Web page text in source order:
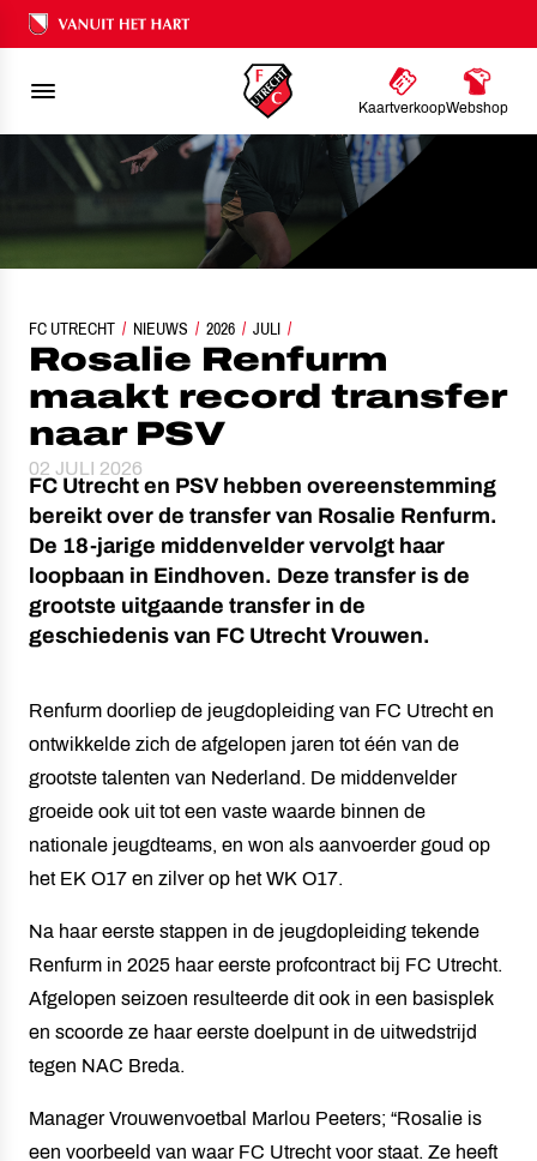
Ons nalatenschap
KaartverkoopWebshop
FC UTRECHT NIEUWS 2026 JULI
ROSALIE RENFURM MAAKT RECORD TRANSFER NAAR PSV
Rosalie Renfurm
maakt record transfer
naar PSV
02 JULI 2026
FC Utrecht en PSV hebben overeenstemming
bereikt over de transfer van Rosalie Renfurm.
De 18-jarige middenvelder vervolgt haar
loopbaan in Eindhoven. Deze transfer is de
grootste uitgaande transfer in de
geschiedenis van FC Utrecht Vrouwen.
Renfurm doorliep de jeugdopleiding van FC Utrecht en
ontwikkelde zich de afgelopen jaren tot één van de
grootste talenten van Nederland. De middenvelder
groeide ook uit tot een vaste waarde binnen de
nationale jeugdteams, en won als aanvoerder goud op
het EK O17 en zilver op het WK O17.
Na haar eerste stappen in de jeugdopleiding tekende
Renfurm in 2025 haar eerste profcontract bij FC Utrecht.
Afgelopen seizoen resulteerde dit ook in een basisplek
en scoorde ze haar eerste doelpunt in de uitwedstrijd
tegen NAC Breda.
Manager Vrouwenvoetbal Marlou Peeters; “Rosalie is
een voorbeeld van waar FC Utrecht voor staat. Ze heeft